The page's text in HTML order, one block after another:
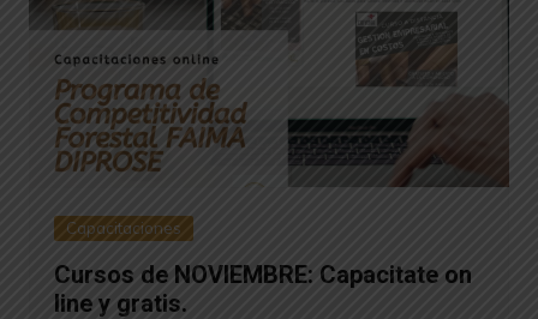
Capacitaciones
Cursos de NOVIEMBRE: Capacitate on
line y gratis.